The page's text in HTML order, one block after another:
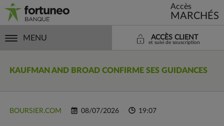
Accès
MARCHÉS
MENU ACCÈS CLIENT
et suivi de souscription
KAUFMAN AND BROADCONFIRME SES GUIDANCES
BOURSIER.COM 08/07/2026 19:07